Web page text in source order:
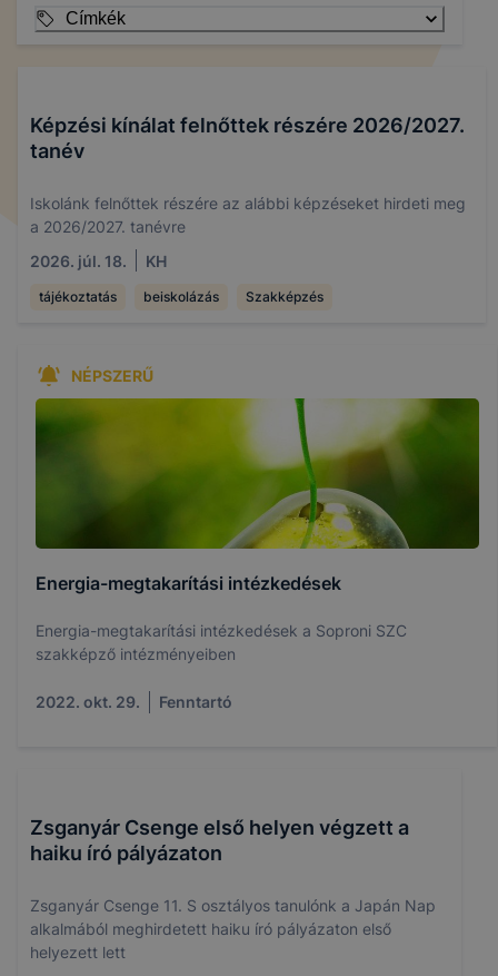
Címkék
Képzési kínálat felnőttek részére 2026/2027.
tanév
Iskolánk felnőttek részére az alábbi képzéseket hirdeti meg
a 2026/2027. tanévre
2026. júl. 18.
KH
tájékoztatás beiskolázás Szakképzés
NÉPSZERŰ
Energia-megtakarítási intézkedések
Energia-megtakarítási intézkedések a Soproni SZC
szakképző intézményeiben
2022. okt. 29. Fenntartó
Zsganyár Csenge első helyen végzett a
haiku író pályázaton
Zsganyár Csenge 11. S osztályos tanulónk a Japán Nap
alkalmából meghirdetett haiku író pályázaton első
helyezett lett